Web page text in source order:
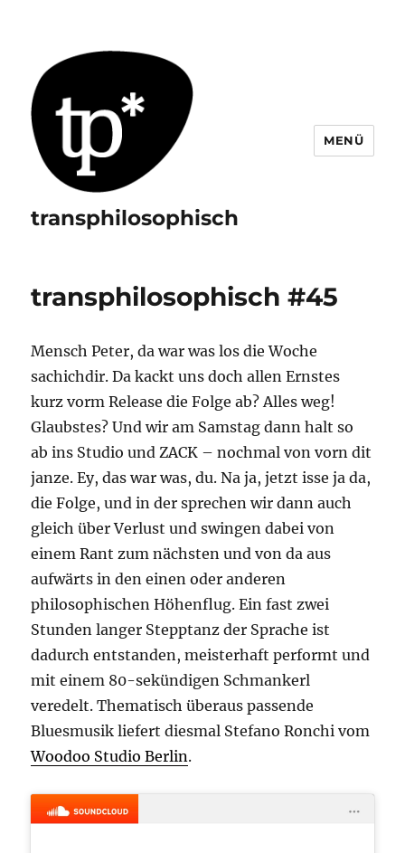
transphilosophisch
MENÜ
transphilosophisch #45
Mensch Peter, da war was los die Woche
sachichdir. Da kackt uns doch allen Ernstes
kurz vorm Release die Folge ab? Alles weg!
Glaubstes? Und wir am Samstag dann halt so
ab ins Studio und ZACK – nochmal von vorn dit
janze. Ey, das war was, du. Na ja, jetzt isse ja da,
die Folge, und in der sprechen wir dann auch
gleich über Verlust und swingen dabei von
einem Rant zum nächsten und von da aus
aufwärts in den einen oder anderen
philosophischen Höhenflug. Ein fast zwei
Stunden langer Stepptanz der Sprache ist
dadurch entstanden, meisterhaft performt und
mit einem 80-sekündigen Schmankerl
veredelt. Thematisch überaus passende
Bluesmusik liefert diesmal Stefano Ronchi vom
Woodoo Studio Berlin.